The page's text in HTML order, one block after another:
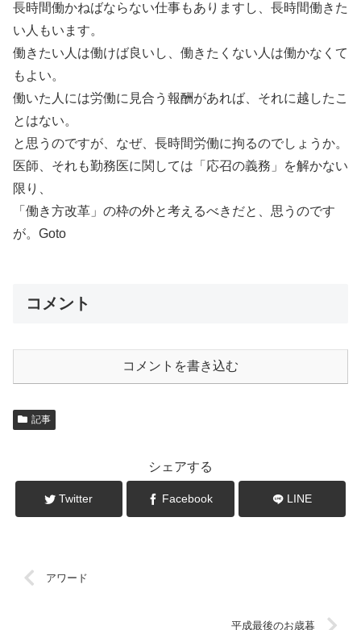
長時間働かねばならない仕事もありますし、長時間働きた
い人もいます。
働きたい人は働けば良いし、働きたくない人は働かなくて
もよい。
働いた人には労働に見合う報酬があれば、それに越したこ
とはない。
と思うのですが、なぜ、長時間労働に拘るのでしょうか。
医師、それも勤務医に関しては「応召の義務」を解かない
限り、
「働き方改革」の枠の外と考えるべきだと、思うのです
が。Goto
コメント
コメントを書き込む
記事
シェアする
Twitter Facebook LINE
アワード
平成最後のお歳暮